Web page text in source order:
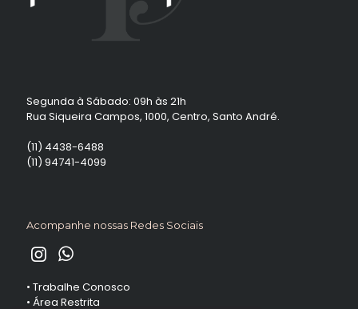
Segunda à Sábado: 09h às 21h
Rua Siqueira Campos, 1000, Centro, Santo André.
(11) 4438-6488
(11) 94741-4099
Acompanhe nossas Redes Sociais
• Trabalhe Conosco
• Área Restrita